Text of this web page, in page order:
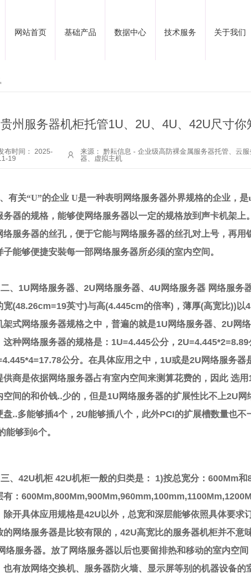
网站首页 基础产品 数据中心 技术服务 关于我们
贵州服务器机柜托管1U、2U、4U、42U尺寸你
布时间： 2025-
19
来源： 黔耘信息 - 企业级高防裸金属服务器托管、云服
器、虚拟主机
、有关“U”的企业 U是一种表明网络服务器外界规格的企业，
务器的规格，能够使网络服务器以一定的规格放到声卡机架上
络服务器的丝孔，便于它能与网络服务器的丝孔对上号，再用
子能够便捷安裝每一部网络服务器所必须的室内空间。
1U网络服务器、2U网络服务器、4U网络服务器 网络服务
宽(48.26cm=19英寸)与高(4.445cm的倍率)，薄厚(高宽比))以
架式网络服务器规格之中，普遍的就是1U网络服务器、2U网
这种网络服务器的规格是：1U=4.445公分，2U=4.445*2=8.89
公分。在具体应用之中，1U或是2U网络服务器
供商是依据网络服务器占有室内空间来测算花费的，因此 选
空间的和价钱..少的，但是1U网络服务器的扩展性比不上2U网
盘..多能够插4个，2U能够插八个，此外PCI的扩展槽数量也不
能够到6个。
42U机柜 42U机柜一般的归类是： 1)按总宽分：600Mm和
有：
除开具体应用规格是42U以外，总宽和深层能够依照具体要求
的网络服务器是比较有限的，42U高宽比的服务器机柜并不意
络服务器。放了网络服务器以后也要留排热和移动的室内空
也有放网络交换机、服务器防火墙、显示屏等别的机器设备的